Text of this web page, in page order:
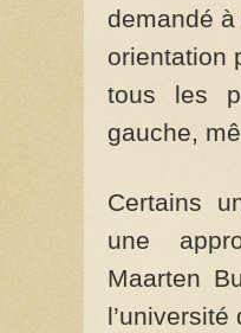
demandé
orientation
tous les
gauche,
Certains
une
Maarten